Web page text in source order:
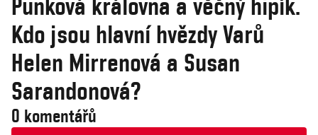
Kdo jsou hlavní hvězdy Varů
Helen Mirrenová a Susan
Sarandonová?
0 komentářů